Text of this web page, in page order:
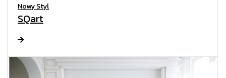
Nowy Styl
SQart